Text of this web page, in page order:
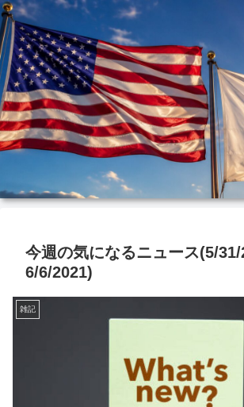
今週の気になるニュース(5/31/
6/6/2021)
雑記